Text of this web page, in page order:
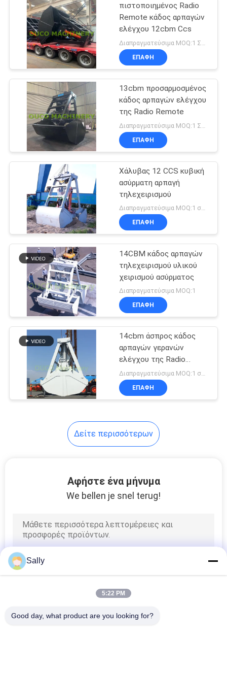
Τηλεσκοπικός
γερανός βραχιόνων
76
Τοποθετημένος
φορτηγό γερανός
Ανυψωτικός
διαστολέας
εμπορευματοκιβωτίων
Χοάνη Eco
πιστοποιημένος Radio
Remote κάδος αρπαγών
ελέγχου 12cbm Ccs
ΕΠΑΦΉ
13cbm προσαρμοσμένος
κάδος αρπαγών ελέγχου
της Radio Remote
ΕΠΑΦΉ
Χάλυβας 12 CCS κυβική
ασύρματη αρπαγή
τηλεχειρισμού
Διαπραγματεύσιμα MOQ:1 σύνολο
ΕΠΑΦΉ
14CBM κάδος αρπαγών
τηλεχειρισμού υλικού
χειρισμού ασύρματος
Διαπραγματεύσιμα MOQ:1
ΕΠΑΦΉ
14cbm άσπρος κάδος
αρπαγών γερανών
ελέγχου της Radio
Remote
ΕΠΑΦΉ
Δείτε περισσότερων
Αφήστε ένα μήνυμα
We bellen je snel terug!
Sally
5:22 PM
Good day, what product are you looking for?